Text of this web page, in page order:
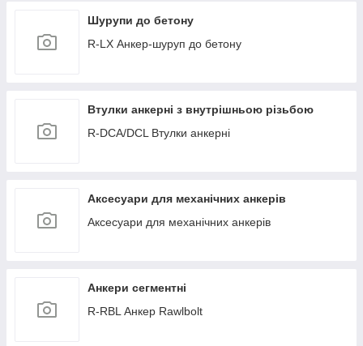
Шурупи до бетону
R-LX Анкер-шуруп до бетону
Втулки анкерні з внутрішньою різьбою
R-DCA/DCL Втулки анкерні
Аксесуари для механічних анкерів
Аксесуари для механічних анкерів
Анкери сегментні
R-RBL Анкер Rawlbolt